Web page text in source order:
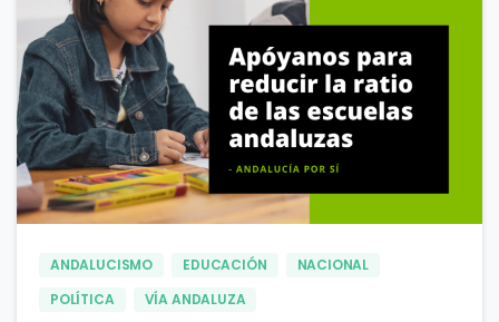
ANDALUCISMO EDUCACIÓN
NACIONAL
POLÍTICA
VÍA ANDALUZA